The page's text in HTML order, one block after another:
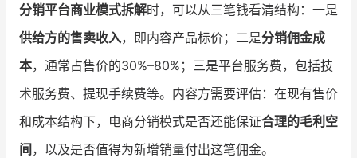
分销平台商业模式拆解时，可以从三笔钱看清结构：一是
供给方的售卖收入，即内容产品标价；二是分销佣金成
本，通常占售价的30%–80%；三是平台服务费，包括技
术服务费、提现手续费等。内容方需要评估：在现有售价
和成本结构下，电商分销模式是否还能保证合理的毛利空
间，以及是否值得为新增销量付出这笔佣金。